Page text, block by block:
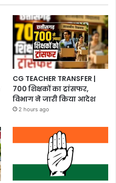
CG TEACHER TRANSFER |
700 शिक्षकों का ट्रांसफर,
विभाग ने जारी किया आदेश
2 hours ago